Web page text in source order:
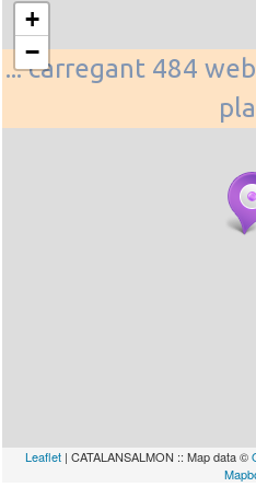
... carregant 484
+
−
Leaflet | CATALANSALMON :: Map data ©